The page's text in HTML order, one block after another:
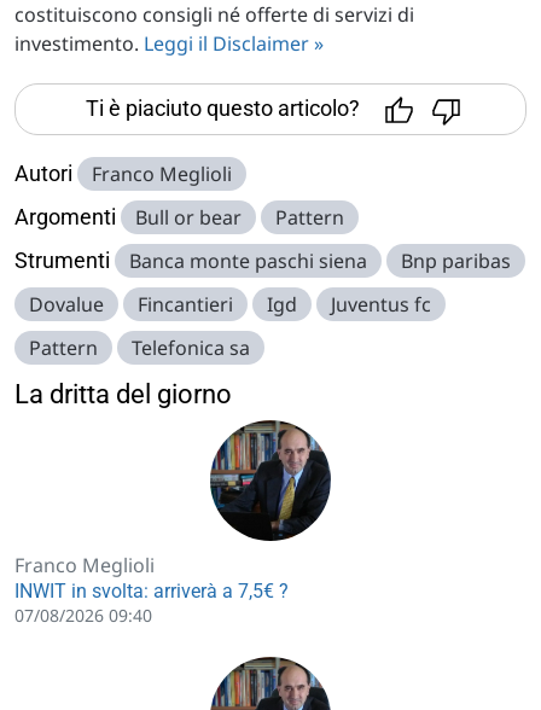
costituiscono consigli né offerte di servizi di
investimento. Leggi il Disclaimer »
Ti è piaciuto questo articolo?
Autori Franco Meglioli
Argomenti Bull or bear Pattern
Strumenti Banca monte paschi siena
Bnp paribas
Dovalue
Fincantieri Igd
Juventus fc
Pattern
Telefonica sa
La dritta del giorno
Franco Meglioli
INWIT in svolta: arriverà a 7,5€ ?
07/08/2026 09:40